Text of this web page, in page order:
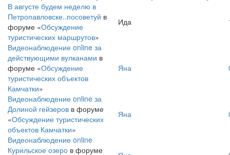
В августе будем неделю в
Петропавловске..посоветуй в
форуме «Обсуждение
туристических маршрутов»
Ида
Видеонаблюдение online за
действующими вулканами в
форуме «Обсуждение
туристических объектов
Камчатки»
Яна
Видеонаблюдение online за
Долиной гейзеров в форуме
«Обсуждение туристических
объектов Камчатки»
Яна
Видеонаблюдение online
Курильское озеро в форуме